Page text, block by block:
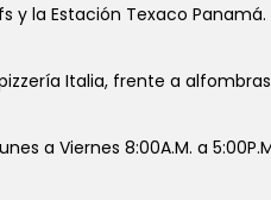
y la Estación Texaco
Italia, frente a
a Viernes 8:00A.M. a